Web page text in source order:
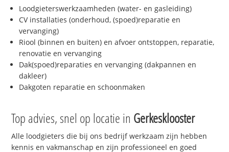
Loodgieterswerkzaamheden (water- en gasleiding)
CV installaties (onderhoud, (spoed)reparatie en
vervanging)
Riool (binnen en buiten) en afvoer ontstoppen, reparatie,
renovatie en vervanging
Dak(spoed)reparaties en vervanging (dakpannen en
dakleer)
Dakgoten reparatie en schoonmaken
Top advies, snel op locatie in Gerkesklooster
Alle loodgieters die bij ons bedrijf werkzaam zijn hebben
kennis en vakmanschap en zijn professioneel en goed